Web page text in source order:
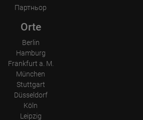
Партньор
Orte
Berlin
Hamburg
Frankfurt a. M.
München
Stuttgart
Düsseldorf
Köln
Leipzig